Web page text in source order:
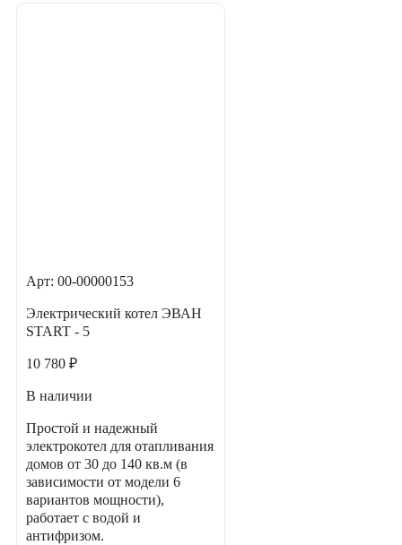
Арт: 00-00000153
Электрический котел ЭВАН
START - 5
10 780 ₽
В наличии
Простой и надежный
электрокотел для отапливания
домов от 30 до 140 кв.м (в
зависимости от модели 6
вариантов мощности),
работает с водой и
антифризом.